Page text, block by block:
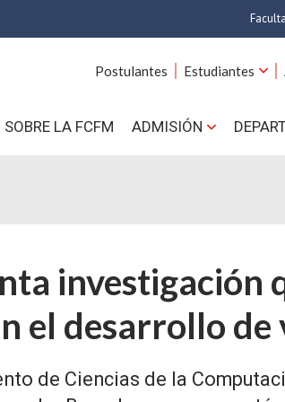
Postulantes Estudiantes
SOBRE LA FCFM ADMISIÓN
investigación
el desarrollo de
de Ciencias de la